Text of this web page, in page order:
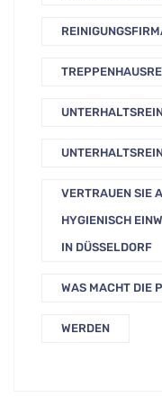
VERTRAUEN SIE
HYGIENISCH
IN DÜSSELDORF
WAS MACHT DIE
WERDEN